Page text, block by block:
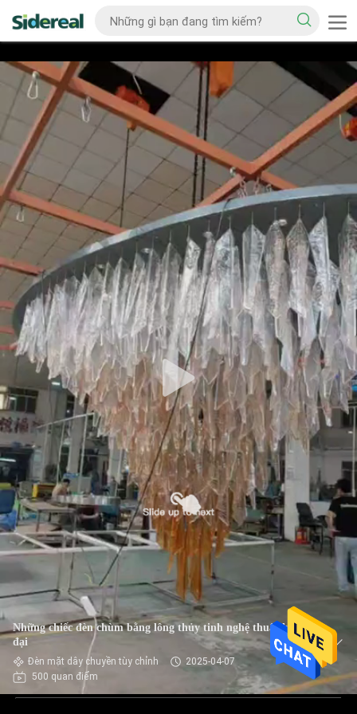
Những chiếc đèn chùm bằng lông thủy tinh nghệ thuật hiện
đại
Đèn mặt dây chuyền tùy chỉnh
2025-04-07
500 quan điểm